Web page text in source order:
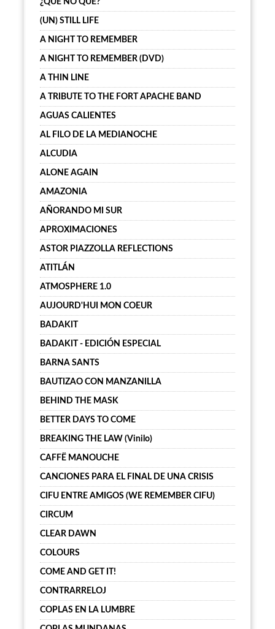
¿QUE NO QUÉ?
(UN) STILL LIFE
A NIGHT TO REMEMBER
A NIGHT TO REMEMBER (DVD)
A THIN LINE
A TRIBUTE TO THE FORT APACHE BAND
AGUAS CALIENTES
AL FILO DE LA MEDIANOCHE
ALCUDIA
ALONE AGAIN
AMAZONIA
AÑORANDO MI SUR
APROXIMACIONES
ASTOR PIAZZOLLA REFLECTIONS
ATITLÁN
ATMOSPHERE 1.0
AUJOURD'HUI MON COEUR
BADAKIT
BADAKIT - EDICIÓN ESPECIAL
BARNA SANTS
BAUTIZAO CON MANZANILLA
BEHIND THE MASK
BETTER DAYS TO COME
BREAKING THE LAW (Vinilo)
CAFFË MANOUCHE
CANCIONES PARA EL FINAL DE UNA CRISIS
CIFU ENTRE AMIGOS (WE REMEMBER CIFU)
CIRCUM
CLEAR DAWN
COLOURS
COME AND GET IT!
CONTRARRELOJ
COPLAS EN LA LUMBRE